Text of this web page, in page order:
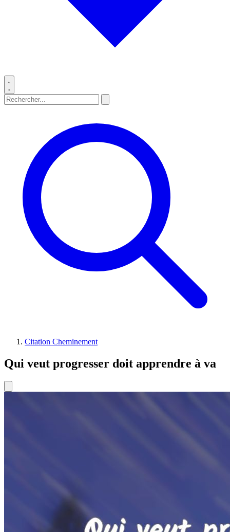
Citation Cheminement
Qui veut progresser doit apprendre à va